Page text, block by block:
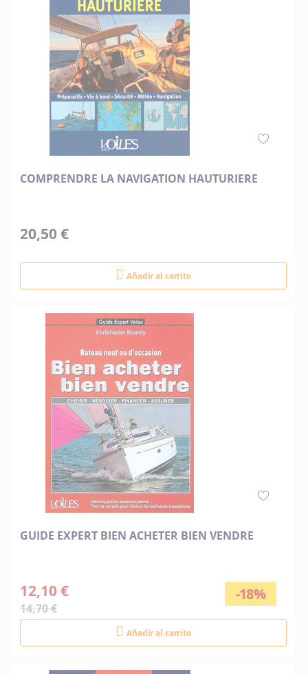
COMPRENDRE LA NAVIGATION HAUTURIERE
20,50 €
Añadir al carrito
GUIDE EXPERT BIEN ACHETER BIEN VENDRE
-18%
12,10 €
14,70 €
Añadir al carrito